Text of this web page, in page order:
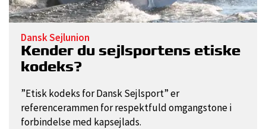
Dansk Sejlunion
Kender du sejlsportens etiske
kodeks?
”Etisk kodeks for Dansk Sejlsport” er
referencerammen for respektfuld omgangstone i
forbindelse med kapsejlads.